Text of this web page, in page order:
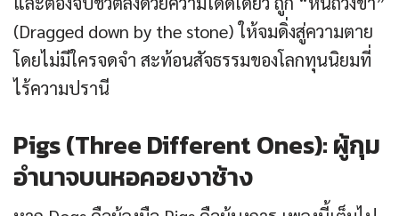
(Dragged down by the stone) ให้จมดิ่งสู่ความตาย
โดยไม่มีใครจดจำ สะท้อนสัจธรรมของโลกทุนนิยมที่
ไร้ความปรานี
Pigs (Three Different Ones): ผู้กุม
อำนาจบนหอคอยงาช้าง